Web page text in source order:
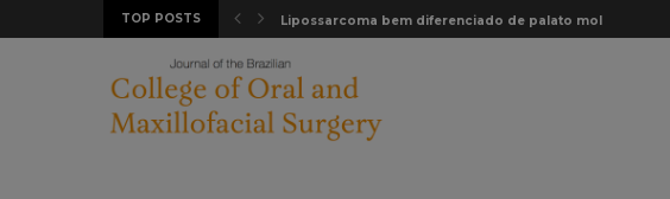
TOP POSTS Lipossarcoma bem diferenciado de palato mole:...